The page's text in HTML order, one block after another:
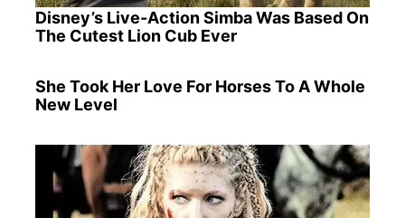
Disney’s Live-Action Simba Was Based On
The Cutest Lion Cub Ever
She Took Her Love For Horses To A Whole
New Level